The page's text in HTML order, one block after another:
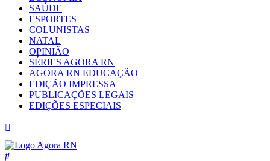
SAÚDE
ESPORTES
COLUNISTAS
NATAL
OPINIÃO
SÉRIES AGORA RN
AGORA RN EDUCAÇÃO
EDIÇÃO IMPRESSA
PUBLICAÇÕES LEGAIS
EDIÇÕES ESPECIAIS